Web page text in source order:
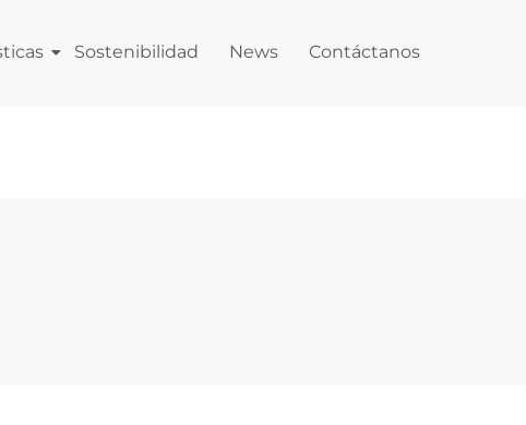
Sostenibilidad News Contáctanos